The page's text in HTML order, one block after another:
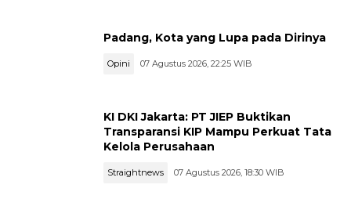
Padang, Kota yang Lupa pada Dirinya
Opini 07 Agustus 2026, 22:25 WIB
KI DKI Jakarta: PT JIEP Buktikan
Transparansi KIP Mampu Perkuat Tata
Kelola Perusahaan
Straightnews 07 Agustus 2026, 18:30 WIB